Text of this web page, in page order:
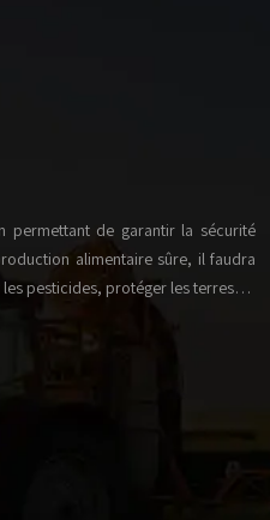
permettant de garantir la sécurité
alimentaire sûre, il faudra
pesticides, protéger les terres…